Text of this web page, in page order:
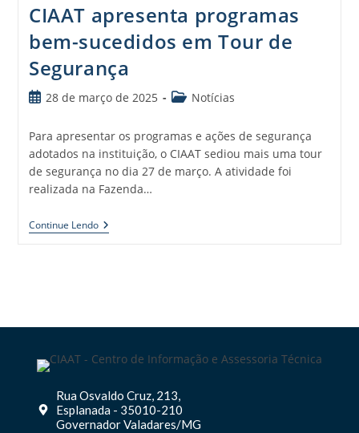
CIAAT apresenta programas
bem-sucedidos em Tour de
Segurança
28 de março de 2025 Notícias
Para apresentar os programas e ações de segurança
adotados na instituição, o CIAAT sediou mais uma tour
de segurança no dia 27 de março. A atividade foi
realizada na Fazenda…
Continue Lendo
Rua Osvaldo Cruz, 213,
Esplanada - 35010-210
Governador Valadares/MG